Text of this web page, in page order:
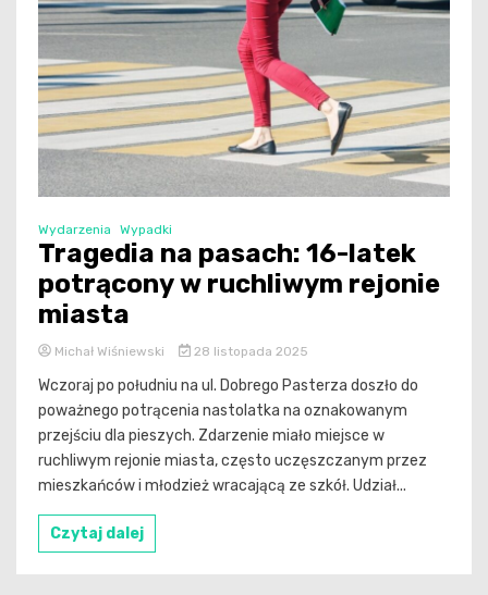
Wydarzenia Wypadki
Tragedia na pasach: 16-latek
potrącony w ruchliwym rejonie
miasta
Michał Wiśniewski 28 listopada 2025
Wczoraj po południu na ul. Dobrego Pasterza doszło do
poważnego potrącenia nastolatka na oznakowanym
przejściu dla pieszych. Zdarzenie miało miejsce w
ruchliwym rejonie miasta, często uczęszczanym przez
mieszkańców i młodzież wracającą ze szkół. Udział...
Czytaj dalej